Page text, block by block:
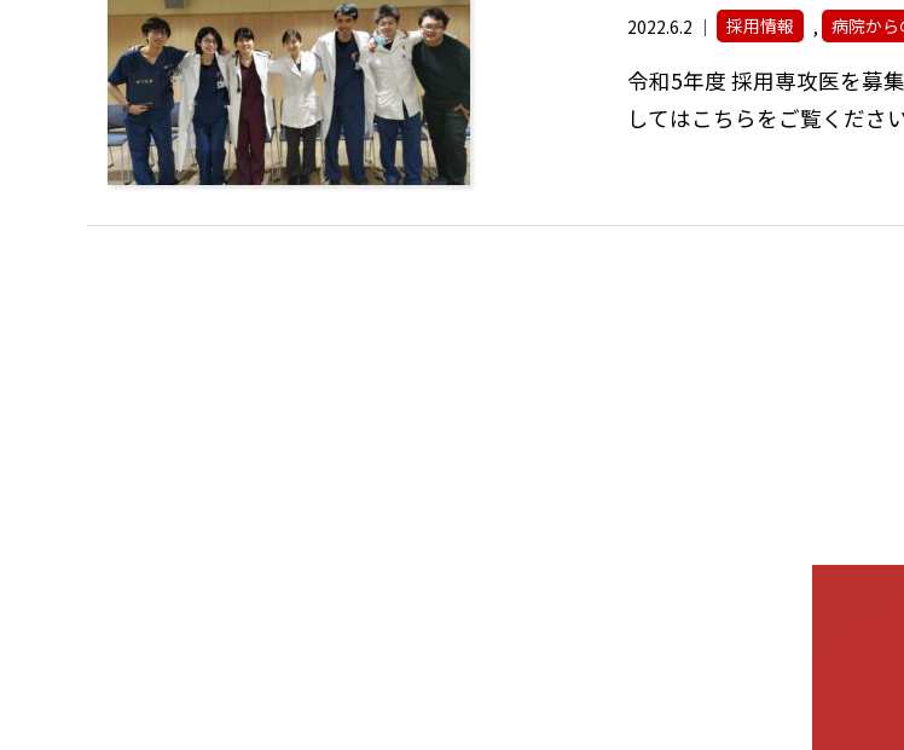
2022.6.2 ｜ 採用情報 , 病院から
令和5年度 採用専攻医を募
してはこちらをご覧くださ